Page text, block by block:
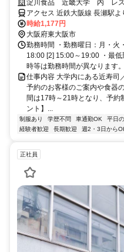
淀川食品 近畿大学 内 レス
アクセス 近鉄大阪線 長瀬駅
時給1,177円
大阪府東大阪市
勤務時間 ・勤務曜日：月・火
18:00 [2] 15:00～19:00 ・最
時等は勤務時間が異なります。
仕事内容 大学内にある近寿司
予約のお客様のご案内や食器
間は17時～21時となり、予約
ント】...
制服あり 学歴不問 車通勤OK 平日
経験者歓迎
長期歓迎 週2・3日から
正社員